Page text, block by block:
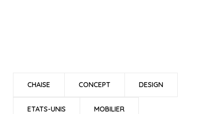
CHAISE CONCEPT DESIGN
ETATS-UNIS MOBILIER